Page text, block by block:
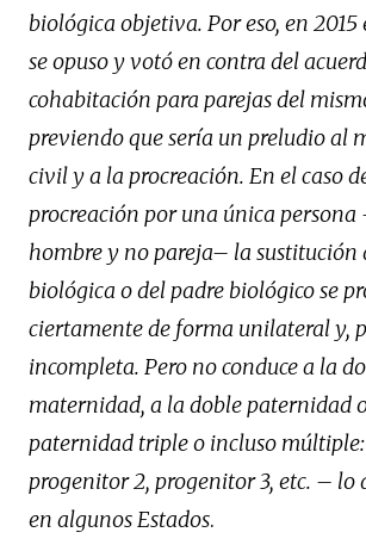
biológica objetiva. Por eso, en 2015
se opuso y votó en contra del
cohabitación para parejas del
previendo que sería un preludio al
civil y a la procreación. En el caso
procreación por una única
hombre y no pareja– la sustitución
biológica o del padre biológico se
ciertamente de forma unilateral y,
incompleta. Pero no conduce a la
maternidad, a la doble paternidad
paternidad triple o incluso
progenitor 2, progenitor 3, etc. – lo
en algunos Estados.